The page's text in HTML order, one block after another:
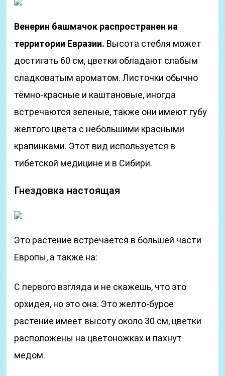
Венерин башмачок распространен на
территории Евразии. Высота стебля может
достигать 60 см, цветки обладают слабым
сладковатым ароматом. Листочки обычно
тёмно-красные и каштановые, иногда
встречаются зеленые, также они имеют губу
желтого цвета с небольшими красными
крапинками. Этот вид используется в
тибетской медицине и в Сибири.
Гнездовка настоящая
Это растение встречается в большей части
Европы, а также на:
С первого взгляда и не скажешь, что это
орхидея, но это она. Это желто-бурое
растение имеет высоту около 30 см, цветки
расположены на цветоножках и пахнут
медом.